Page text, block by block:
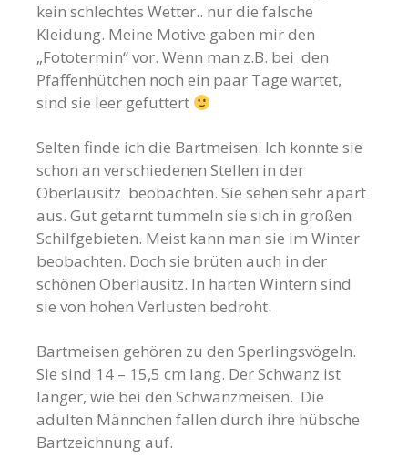
kein schlechtes Wetter.. nur die falsche
Kleidung. Meine Motive gaben mir den
„Fototermin“ vor. Wenn man z.B. bei den
Pfaffenhütchen noch ein paar Tage wartet,
sind sie leer gefuttert
Selten finde ich die Bartmeisen. Ich konnte sie
schon an verschiedenen Stellen in der
Oberlausitz beobachten. Sie sehen sehr apart
aus. Gut getarnt tummeln sie sich in großen
Schilfgebieten. Meist kann man sie im Winter
beobachten. Doch sie brüten auch in der
schönen Oberlausitz. In harten Wintern sind
sie von hohen Verlusten bedroht.
Bartmeisen gehören zu den Sperlingsvögeln.
Sie sind 14 – 15,5 cm lang. Der Schwanz ist
länger, wie bei den Schwanzmeisen. Die
adulten Männchen fallen durch ihre hübsche
Bartzeichnung auf.